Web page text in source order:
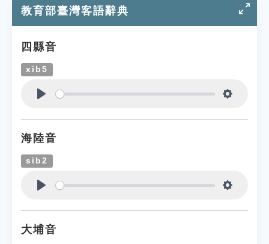
教育部臺灣客語辭典
四縣音
xib5
海陸音
sib2
大埔音